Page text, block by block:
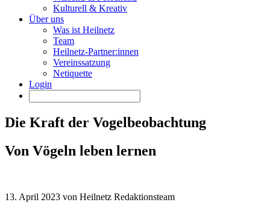
Kulturell & Kreativ
Über uns
Was ist Heilnetz
Team
Heilnetz-Partner:innen
Vereinssatzung
Netiquette
Login
Die Kraft der Vogelbeobachtung
Von Vögeln leben lernen
13. April 2023 von Heilnetz Redaktionsteam